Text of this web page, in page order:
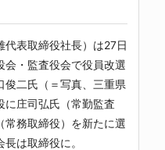
表取締役社長）は27日
会・監査役会で役員改選
俊二氏（＝写真、三重県
に庄司弘氏（常勤監査
常務取締役）を新たに選
は取締役に。